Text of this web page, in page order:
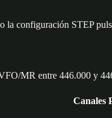
la configuración STEP
MR entre 446.000
Canales